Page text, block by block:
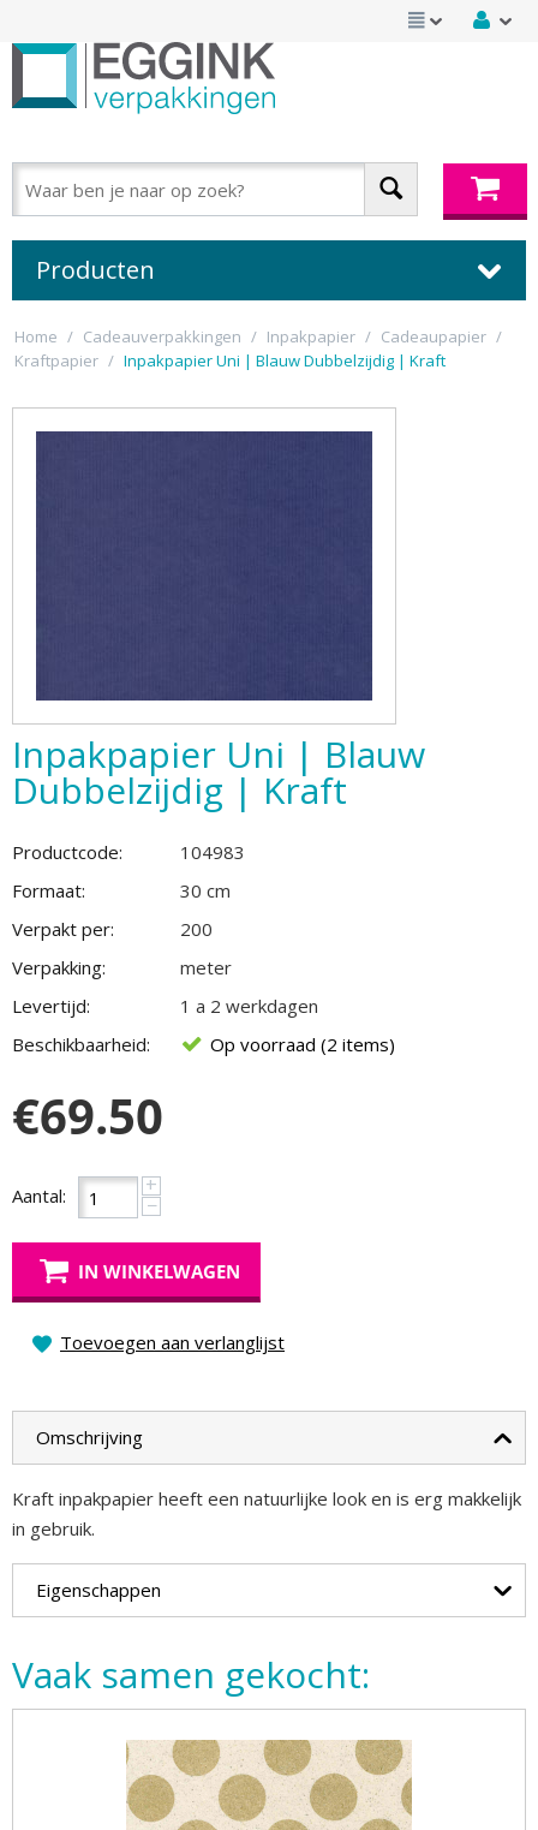
Producten
Home / Cadeauverpakkingen / Inpakpapier / Cadeaupapier /
Kraftpapier / Inpakpapier Uni | Blauw Dubbelzijdig | Kraft
Inpakpapier Uni | Blauw
Dubbelzijdig | Kraft
Productcode:
104983
Formaat:
30 cm
Verpakt per:
200
Verpakking:
meter
Levertijd:
1 a 2 werkdagen
Beschikbaarheid:
Op voorraad (2 items)
€69.50
Aantal: +
−
IN WINKELWAGEN
Toevoegen aan verlanglijst
Omschrijving
Kraft inpakpapier heeft een natuurlijke look en is erg makkelijk
in gebruik.
Eigenschappen
Vaak samen gekocht: